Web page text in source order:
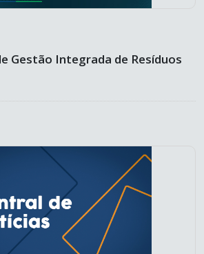
Gestão Integrada de Resíduos